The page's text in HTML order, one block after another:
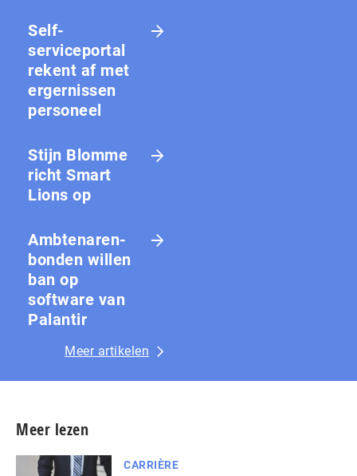
Self-
serviceportal
rekent af met
ergernissen
personeel
Stijn Blomme
richt Smart
Lions op
Amb­te­na­ren­
bon­den willen
ban op
software van
Palantir
Meer artikelen
Meer lezen
CARRIÈRE